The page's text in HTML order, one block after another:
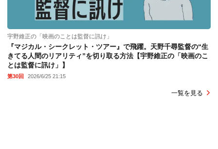
宇野維正の「映画のことは監督に訊け」
『マジカル・シークレット・ツアー』で飛躍。天野千尋監督の“生
きてる人間のリアリティ”を切り取る方法【宇野維正の「映画のこ
とは監督に訊け」】
第30回 2026/6/25 21:15
一覧を見る